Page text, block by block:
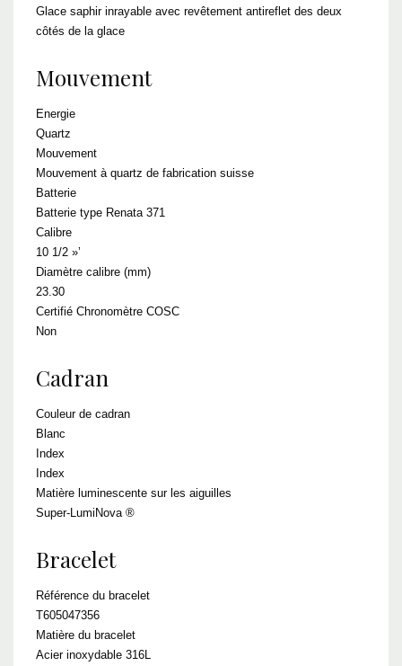
Glace saphir inrayable avec revêtement antireflet des deux
côtés de la glace
Mouvement
Energie
Quartz
Mouvement
Mouvement à quartz de fabrication suisse
Batterie
Batterie type Renata 371
Calibre
10 1/2 »’
Diamètre calibre (mm)
23.30
Certifié Chronomètre COSC
Non
Cadran
Couleur de cadran
Blanc
Index
Index
Matière luminescente sur les aiguilles
Super-LumiNova ®
Bracelet
Référence du bracelet
T605047356
Matière du bracelet
Acier inoxydable 316L